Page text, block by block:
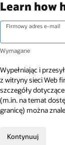
Learn how
Firmowy adres e-mail
Wypełniając i
z witryny sieci Web
szczegóły
(m.in. na temat
granicę) można
Kontynuuj